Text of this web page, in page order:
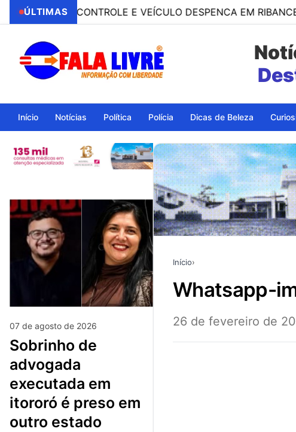
ÚLTIMAS
O CONTROLE E VEÍCULO DESPENCA EM RIBANCEIRA COM
Início Notícias Política Polícia Dicas de Beleza
07 de agosto de 2026
sobrinho de
advogada
executada em
itororó é preso em
outro estado
Início›
26 de fevereiro de